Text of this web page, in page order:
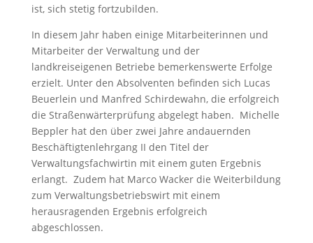
ist, sich stetig fortzubilden.
In diesem Jahr haben einige Mitarbeiterinnen und
Mitarbeiter der Verwaltung und der
landkreiseigenen Betriebe bemerkenswerte Erfolge
erzielt. Unter den Absolventen befinden sich Lucas
Beuerlein und Manfred Schirdewahn, die erfolgreich
die Straßenwärterprüfung abgelegt haben. Michelle
Beppler hat den über zwei Jahre andauernden
Beschäftigtenlehrgang II den Titel der
Verwaltungsfachwirtin mit einem guten Ergebnis
erlangt. Zudem hat Marco Wacker die Weiterbildung
zum Verwaltungsbetriebswirt mit einem
herausragenden Ergebnis erfolgreich
abgeschlossen.